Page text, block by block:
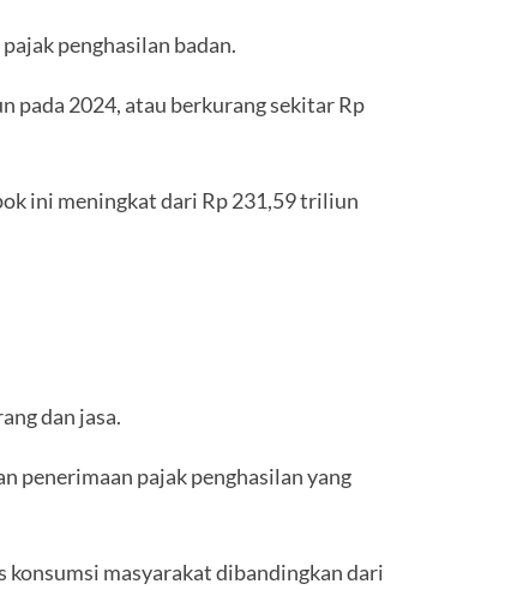
penghasilan badan.
pada 2024, atau berkurang sekitar Rp
ini meningkat dari Rp 231,59 triliun
dan jasa.
penerimaan pajak penghasilan yang
masyarakat dibandingkan dari